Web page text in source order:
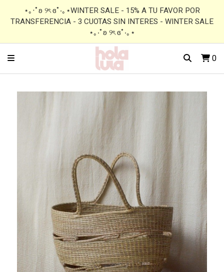
⋆｡‧˚ʚ ୨ৎ ɞ˚‧｡⋆WINTER SALE - 15% A TU FAVOR POR
TRANSFERENCIA - 3 CUOTAS SIN INTERES - WINTER SALE
⋆｡‧˚ʚ ୨ৎ ɞ˚‧｡⋆
0